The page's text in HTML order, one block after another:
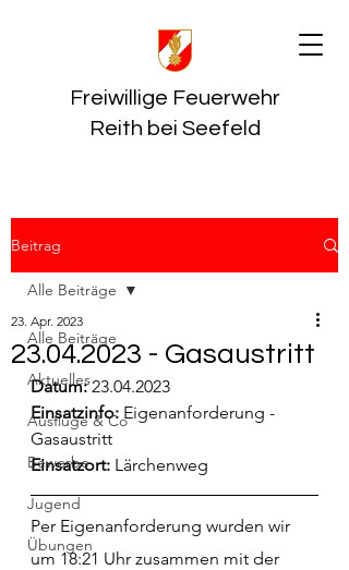
Freiwillige Feuerwehr
Reith bei Seefeld
Beitrag
Alle Beiträge
Aktuelles
Ausflüge & Co
Bewerbe
Jugend
Übungen
Alle Beiträge
23.04.2023 - Gasaustritt
23. Apr. 2023
Datum: 23.04.2023
Einsatzinfo: Eigenanforderung -
Gasaustritt
Einsatzort: Lärchenweg
Per Eigenanforderung wurden wir
um 18:21 Uhr zusammen mit der